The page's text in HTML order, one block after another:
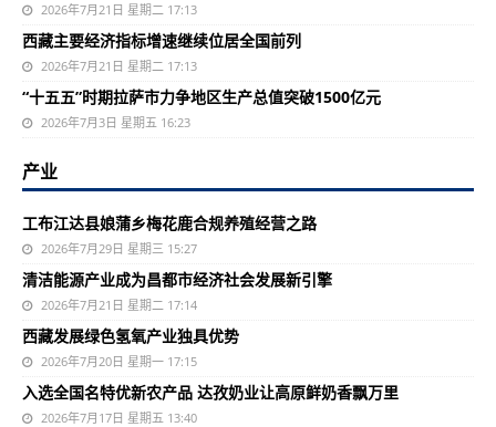
2026年7月21日 星期二 17:13
西藏主要经济指标增速继续位居全国前列
2026年7月21日 星期二 17:13
“十五五”时期拉萨市力争地区生产总值突破1500亿元
2026年7月3日 星期五 16:23
产业
工布江达县娘蒲乡梅花鹿合规养殖经营之路
2026年7月29日 星期三 15:27
清洁能源产业成为昌都市经济社会发展新引擎
2026年7月21日 星期二 17:14
西藏发展绿色氢氧产业独具优势
2026年7月20日 星期一 17:15
入选全国名特优新农产品 达孜奶业让高原鲜奶香飘万里
2026年7月17日 星期五 13:40